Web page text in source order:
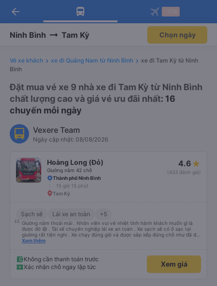
Tải app Vexere ngay!
Nhận ưu đãi thành viên độc
Mở app
Tải app Vexere
-30k/ghế khi đặt vé máy bay qua
Mở app
arrow_back
Ninh Bình Tam Kỳ Chọn ngày
Vé xe khách xe đi Quảng Nam từ Ninh Bình
xe đi Tam Kỳ từ Ninh
Bình
Đặt mua vé xe 9 nhà xe đi Tam Kỳ từ Ninh Bình
chất lượng cao và giá vé ưu đãi nhất: 16
chuyến mỗi ngày
Vexere Team
Ngày cập nhật: 08/08/2026
Hoàng Long (Đỏ)
Giường nằm 42 chỗ
4.6
(433 đánh giá)
Thành phố Ninh Bình
15 giờ 15 phút
Tam Kỳ
Sạch sẽ Lái xe an toàn +5
Giường nằm thoải mái . Nhân viên vui vẻ nhiệt tình hành khách muốn gì là
được đó 😆 . Tài xế chuyên nghiệp lái xe an toàn . Xe sạch sẽ có ổ sạc tại
giường rất tiện nghi . Xe chạy đúng giờ và được sắp xếp đúng chỗ như đã đặt
. Điểm 10 cho hoàng long đỏ 👍
Xem thêm
Không cần thanh toán trước
Xác nhận chỗ ngay lập tức
Xem giá